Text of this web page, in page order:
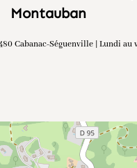
Montauban
Cabanac-Séguenville | Lundi